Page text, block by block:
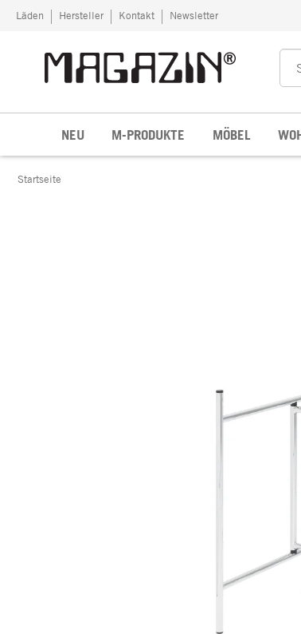
Zum Inhalt springen
Läden Hersteller Kontakt Newsletter
NEU M-PRODUKTE MÖBEL
Startseite